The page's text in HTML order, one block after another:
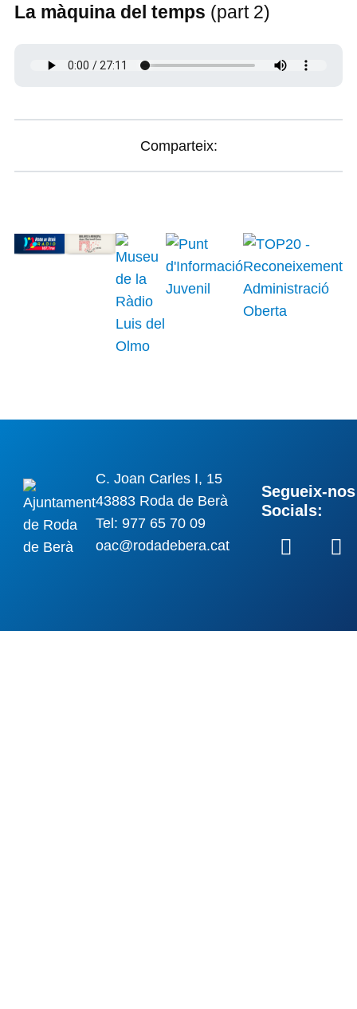
La màquina del temps (part 2)
Comparteix:
C. Joan Carles I, 15
43883 Roda de Berà
Tel: 977 65 70 09
oac@rodadebera.cat
Segueix-
Socials: